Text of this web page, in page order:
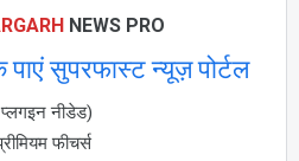
NEWS PRO
पाएं सुपरफास्ट न्यूज़ पोर्टल
नीडेड)
फीचर्स